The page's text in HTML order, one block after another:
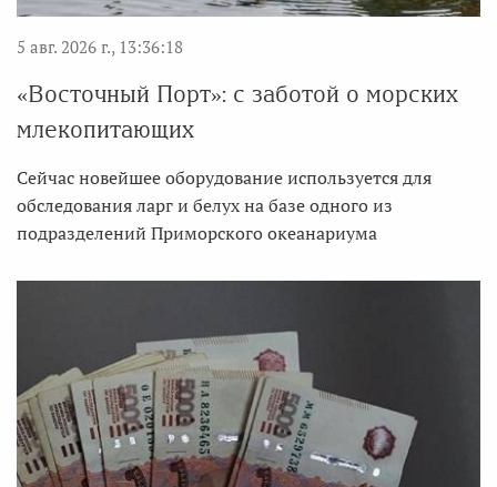
5 авг. 2026 г., 13:36:18
«Восточный Порт»: с заботой о морских
млекопитающих
Сейчас новейшее оборудование используется для
обследования ларг и белух на базе одного из
подразделений Приморского океанариума